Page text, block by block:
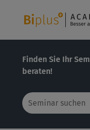
Finden Sie Ihr
beraten!